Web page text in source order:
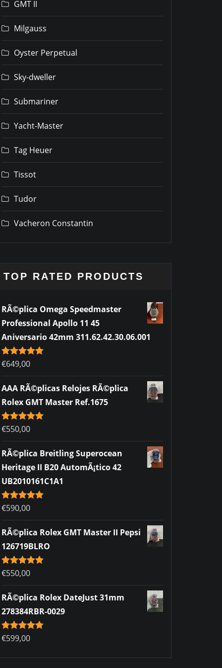
GMT II
Milgauss
Oyster Perpetual
Sky-dweller
Submariner
Yacht-Master
Tag Heuer
Tissot
Tudor
Vacheron Constantin
TOP RATED PRODUCTS
RÃ©plica Omega Speedmaster
Professional Apollo 11 45
Aniversario 42mm 311.62.42.30.06.001
Rated5.00
out of 5
€649,00
AAA RÃ©plicas Relojes RÃ©plica
Rolex GMT Master Ref.1675
Rated5.00
out of 5
€550,00
RÃ©plica Breitling Superocean
Heritage II B20 AutomÃ¡tico 42
UB2010161C1A1
Rated5.00
out of 5
€590,00
RÃ©plica Rolex GMT Master II Pepsi
126719BLRO
Rated5.00
out of 5
€550,00
RÃ©plica Rolex DateJust 31mm
278384RBR-0029
Rated5.00
out of 5
€599,00